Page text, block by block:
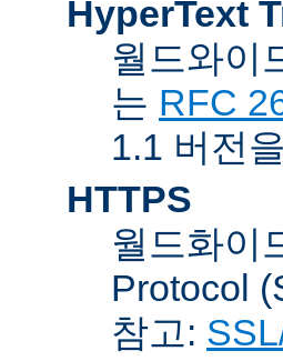
HyperText
월드와이
는 RFC
1.1 버전
HTTPS
월드화이
Protocol
참고: